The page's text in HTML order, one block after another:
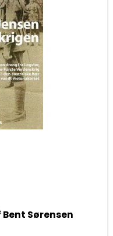
Sørensen